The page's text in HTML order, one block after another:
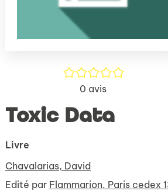
/5
0 avis
Toxic Data
Livre
Chavalarias, David
Edité par Flammarion. Paris cedex